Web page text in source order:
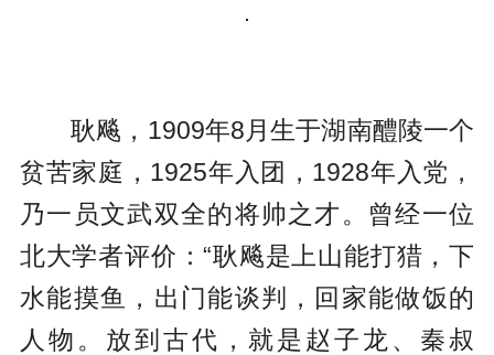
耿飚，1909年8月生于湖南醴陵一个
贫苦家庭，1925年入团，1928年入党，
乃一员文武双全的将帅之才。曾经一位
北大学者评价：“耿飚是上山能打猎，下
水能摸鱼，出门能谈判，回家能做饭的
人物。放到古代，就是赵子龙、秦叔